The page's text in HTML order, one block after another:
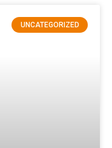
UNCATEGORIZED